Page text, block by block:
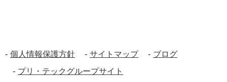
個人情報保護方針 サイトマップ
ブログ
プリ・テックグループサイト